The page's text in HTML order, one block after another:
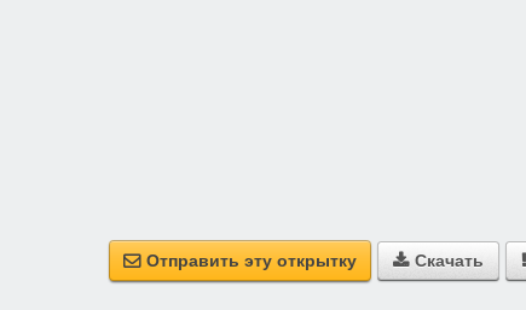
 Отправить эту открытку  Скачать 